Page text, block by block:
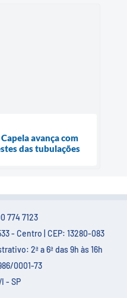
avança com
das tubulações
774 7123
- Centro | CEP: 13280-083
2ª a 6ª das 9h às 16h
0001-73
- SP